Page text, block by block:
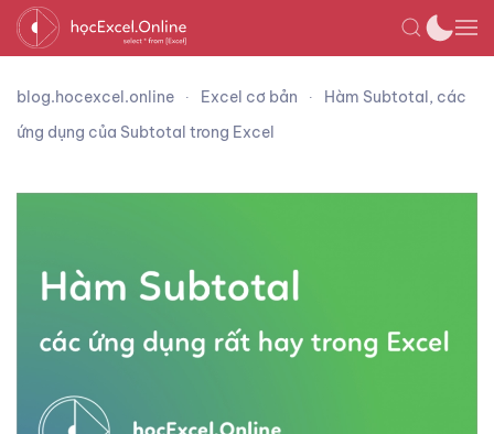
blog.hocexcel.online Excel cơ bản
Hàm Subtotal, các
ứng dụng của Subtotal trong Excel